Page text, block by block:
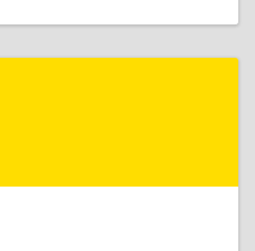
край, Курганинск г,